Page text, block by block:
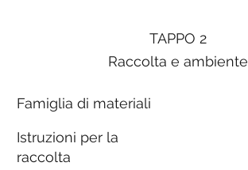
TAPPO 2
Raccolta e ambiente
Famiglia di materiali
Istruzioni per la
raccolta